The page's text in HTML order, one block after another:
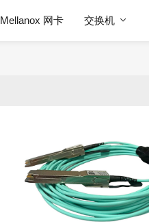
Mellanox 网卡 交换机